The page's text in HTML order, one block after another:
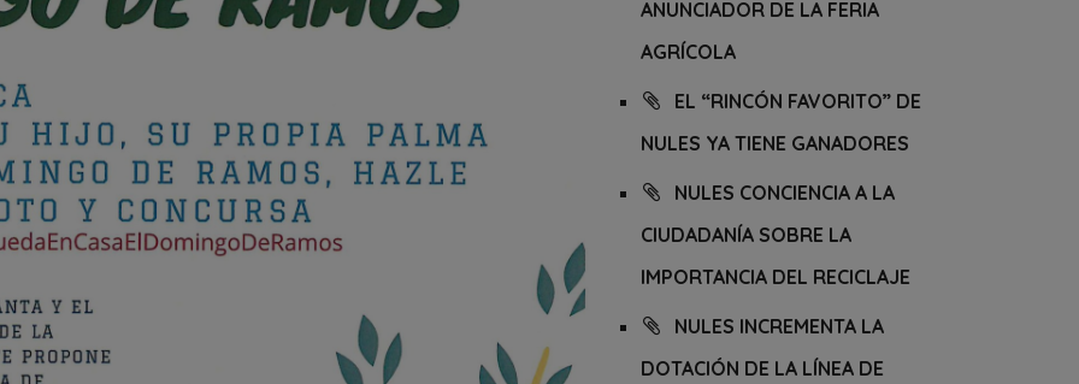
ANUNCIADOR DE LA FERIA
AGRÍCOLA
EL “RINCÓN FAVORITO” DE
NULES YA TIENE GANADORES
NULES CONCIENCIA A LA
CIUDADANÍA SOBRE LA
IMPORTANCIA DEL RECICLAJE
NULES INCREMENTA LA
DOTACIÓN DE LA LÍNEA DE